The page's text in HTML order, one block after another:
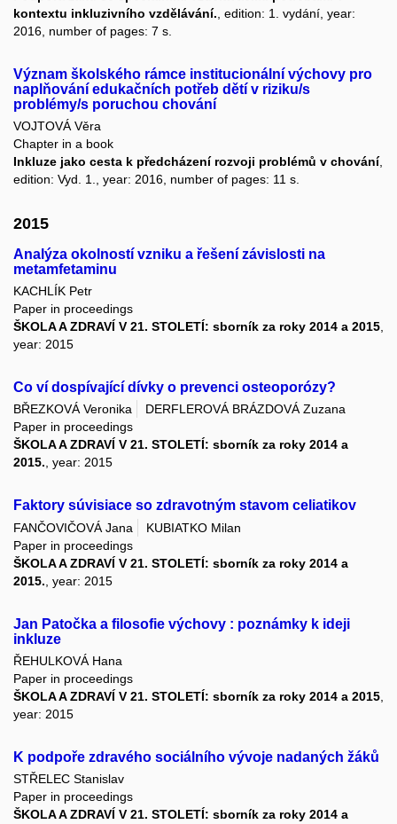
kontextu inkluzivního vzdělávání. , edition: 1. vydání, year:
2016, number of pages: 7 s.
Význam školského rámce institucionální výchovy pro
naplňování edukačních potřeb dětí v riziku/s
problémy/s poruchou chování
VOJTOVÁ Věra
Chapter in a book
Inkluze jako cesta k předcházení rozvoji problémů v chování,
edition: Vyd. 1., year: 2016, number of pages: 11 s.
2015
Analýza okolností vzniku a řešení závislosti na
metamfetaminu
KACHLÍK Petr
Paper in proceedings
ŠKOLA A ZDRAVÍ V 21. STOLETÍ: sborník za roky 2014 a 2015
year: 2015
Co ví dospívající dívky o prevenci osteoporózy?
BŘEZKOVÁ Veronika
DERFLEROVÁ BRÁZDOVÁ Zuzana
Paper in proceedings
ŠKOLA A ZDRAVÍ V 21. STOLETÍ: sborník za roky 2014 a
2015., year: 2015
Faktory súvisiace so zdravotným stavom celiatikov
FANČOVIČOVÁ Jana
KUBIATKO Milan
Paper in proceedings
ŠKOLA A ZDRAVÍ V 21. STOLETÍ: sborník za roky 2014 a
2015. , year: 2015
Jan Patočka a filosofie výchovy : poznámky k ideji
inkluze
ŘEHULKOVÁ Hana
Paper in proceedings
ŠKOLA A ZDRAVÍ V 21. STOLETÍ: sborník za roky 2014 a 2015
year: 2015
K podpoře zdravého sociálního vývoje nadaných žáků
STŘELEC Stanislav
Paper in proceedings
ŠKOLA A ZDRAVÍ V 21. STOLETÍ: sborník za roky 2014 a